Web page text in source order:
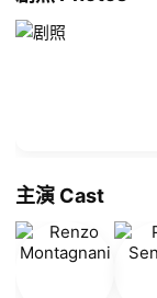
主演 Cast